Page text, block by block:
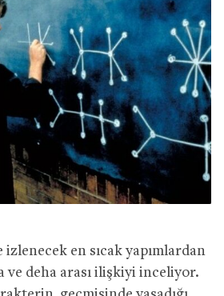
en sıcak yapımlardan
ve deha arası ilişkiyi inceliyor.